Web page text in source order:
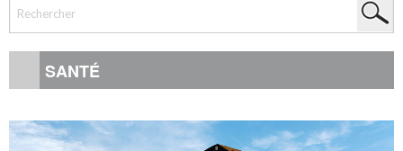
SANTÉ